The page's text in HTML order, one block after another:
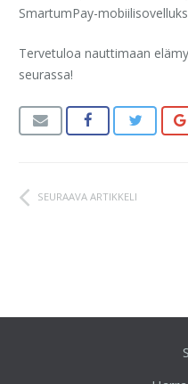
SmartumPay-
Tervetuloa nauttimaan
seurassa!
SEURAAVA ARTIKKELI